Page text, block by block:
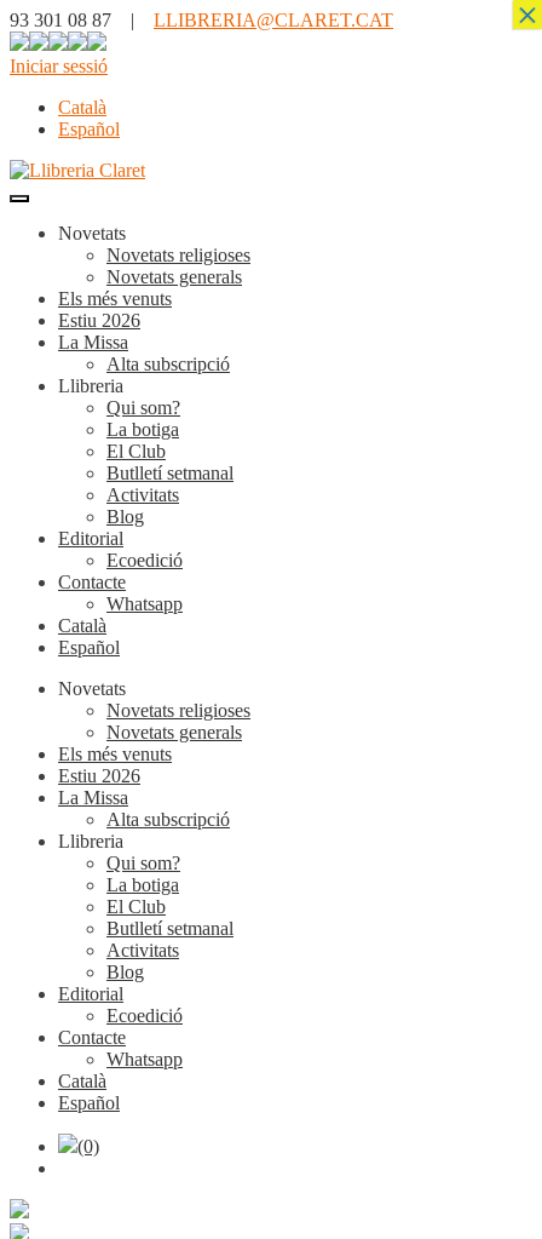
93 301 08 87 | LLIBRERIA@CLARET.CAT
Iniciar sessió
Català
Español
Novetats
Novetats religioses
Novetats generals
Els més venuts
Estiu 2026
La Missa
Alta subscripció
Llibreria
Qui som?
La botiga
El Club
Butlletí setmanal
Activitats
Blog
Editorial
Ecoedició
Contacte
Whatsapp
Català
Español
Novetats
Novetats religioses
Novetats generals
Els més venuts
Estiu 2026
La Missa
Alta subscripció
Llibreria
Qui som?
La botiga
El Club
Butlletí setmanal
Activitats
Blog
Editorial
Ecoedició
Contacte
Whatsapp
Català
Español
(0)
×